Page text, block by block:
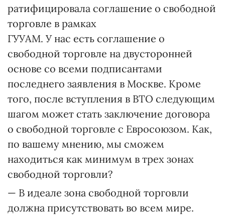
ратифицировала соглашение о свободной
торговле в рамках
ГУУАМ. У нас есть соглашение о
свободной торговле на двусторонней
основе со всеми подписантами
последнего заявления в Москве. Кроме
того, после вступления в ВТО следующим
шагом может стать заключение договора
о свободной торговле с Евросоюзом. Как,
по вашему мнению, мы сможем
находиться как минимум в трех зонах
свободной торговли?
— В идеале зона свободной торговли
должна присутствовать во всем мире.